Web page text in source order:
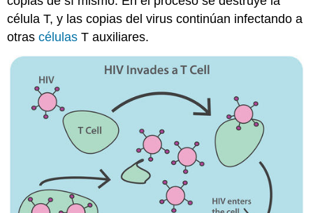
célula T, y las copias del virus continúan infectando a
otrascélulas T auxiliares.